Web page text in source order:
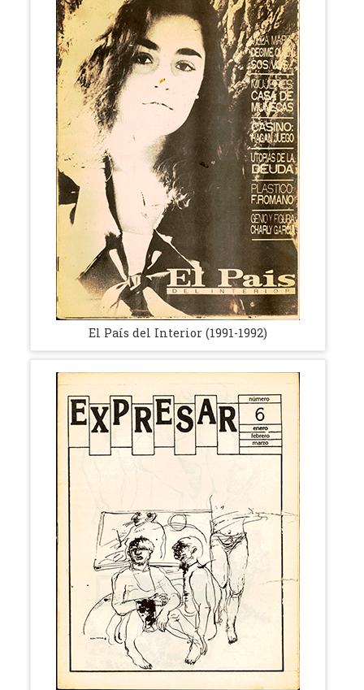
El País del Interior (1991-1992)